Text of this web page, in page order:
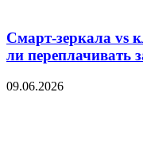
Смарт-зеркала vs
ли переплачивать
09.06.2026